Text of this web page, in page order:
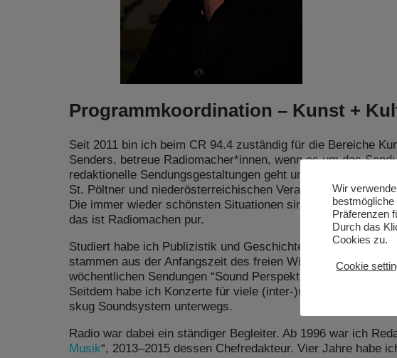
Programmkoordination – Kunst +
Seit 2011 bin ich beim CR 94.4 zuständig für die Bereiche
Senders, betreue Radiomacher*innen, wenn es um das
redaktionelle Sendungsgestaltungen geht und kümmere
St. Pöltner und niederösterreichischen Veranstaltern und
Die immer wieder schönsten Situationen sind Live-
das ist Radiomachen pur.
Studiert habe ich Publizistik und Geschichte und war dann
stammen aus der Anfangszeit des freien Wiener Radio
wöchentlichen Sendungen “Sound Perspektiven” und “Flow
Seitdem habe ich Konzerte für viele (inter-)nationale Bands
skug Soundsystem unterwegs.
Radio war dabei ein ständiger Begleiter. Ab 1996 war ich
Musik“, 2013–2015 dessen Chefredakteur. Vier Jahre habe
Wir
Präferenzen
Durch das
Cookies zu.
Cookie